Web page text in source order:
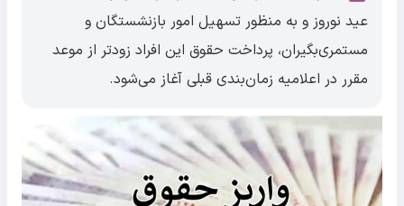
عید نوروز و به منظور تسهیل امور بازنشستگان و
مستمری‌بگیران، پرداخت حقوق این افراد زودتر از موعد
مقرر در اعلامیه‌ زمان‌بندی قبلی آغاز می‌شود.